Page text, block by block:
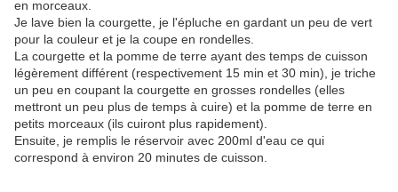
en morceaux.
Je lave bien la courgette, je l'épluche en gardant un peu de vert
pour la couleur et je la coupe en rondelles.
La courgette et la pomme de terre ayant des temps de cuisson
légèrement différent (respectivement 15 min et 30 min), je triche
un peu en coupant la courgette en grosses rondelles (elles
mettront un peu plus de temps à cuire) et la pomme de terre en
petits morceaux (ils cuiront plus rapidement).
Ensuite, je remplis le réservoir avec 200ml d'eau ce qui
correspond à environ 20 minutes de cuisson.